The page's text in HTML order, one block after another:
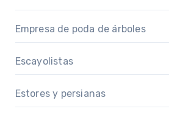
Empresa de poda de árboles
Escayolistas
Estores y persianas